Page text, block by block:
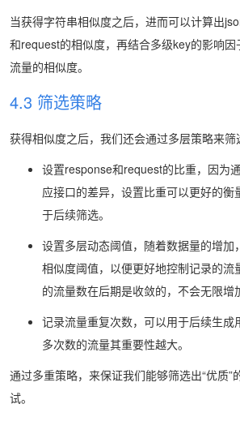
当获得字符串相似度之后，进而可以计算出
和request的相似度，再结合多级key的影响
流量的相似度。
4.3 筛选策略
获得相似度之后，我们还会通过多层策略来筛
设置response和request的比重，因为
应接口的差异，设置比重可以更好的衡
于后续筛选。
设置多层动态阈值，随着数据量的增加
相似度阈值，以便更好地控制记录的流
的流量数在后期是收敛的，不会无限增
记录流量重复次数，可以用于后续生成
多次数的流量其重要性越大。
通过多重策略，来保证我们能够筛选出“优质”
试。